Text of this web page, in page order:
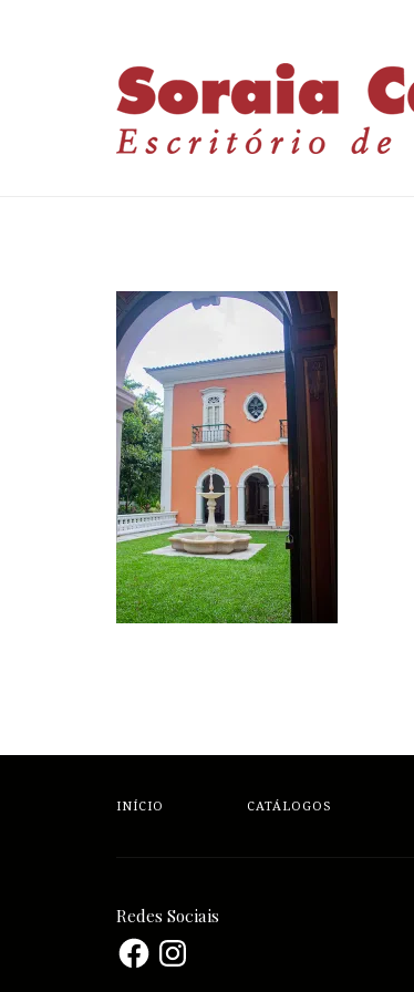
INÍCIO CATÁLOGOS
Redes Sociais
FacebookInstagram